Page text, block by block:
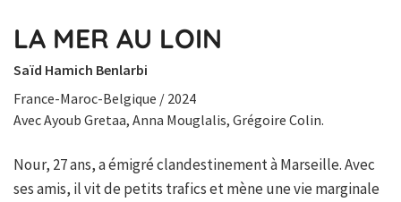
LA MER AU LOIN
Saïd Hamich Benlarbi
France-Maroc-Belgique / 2024
Avec Ayoub Gretaa, Anna Mouglalis, Grégoire Colin.
Nour, 27 ans, a émigré clandestinement à Marseille. Avec
ses amis, il vit de petits trafics et mène une vie marginale